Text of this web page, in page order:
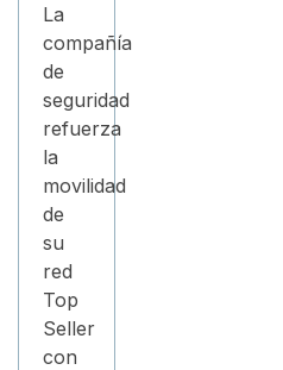
La
compañía
de
seguridad
refuerza
la
movilidad
de
su
red
Top
Seller
con